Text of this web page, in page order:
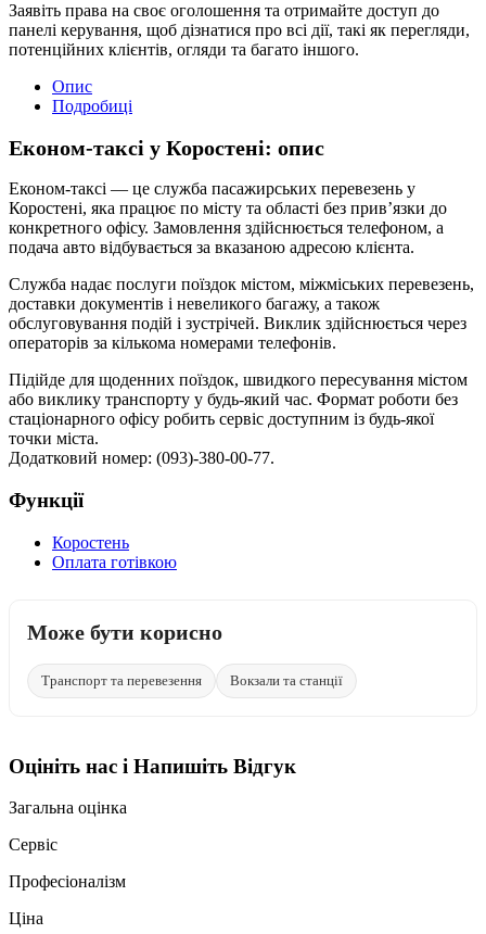
Заявіть права на своє оголошення та отримайте доступ до
панелі керування, щоб дізнатися про всі дії, такі як перегляди,
потенційних клієнтів, огляди та багато іншого.
Опис
Подробиці
Економ-таксі у Коростені: опис
Економ-таксі — це служба пасажирських перевезень у
Коростені, яка працює по місту та області без прив’язки до
конкретного офісу. Замовлення здійснюється телефоном, а
подача авто відбувається за вказаною адресою клієнта.
Служба надає послуги поїздок містом, міжміських перевезень,
доставки документів і невеликого багажу, а також
обслуговування подій і зустрічей. Виклик здійснюється через
операторів за кількома номерами телефонів.
Підійде для щоденних поїздок, швидкого пересування містом
або виклику транспорту у будь-який час. Формат роботи без
стаціонарного офісу робить сервіс доступним із будь-якої
точки міста.
Додатковий номер: (093)-380-00-77.
Функції
Коростень
Оплата готівкою
Може бути корисно
Транспорт та перевезення Вокзали та станції
Оцініть нас і Напишіть Відгук
Загальна оцінка
Сервіс
Професіоналізм
Ціна